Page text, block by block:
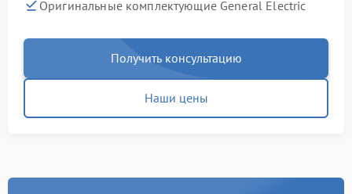
Оригинальные комплектующие General Electric
Получить консультацию
Наши цены